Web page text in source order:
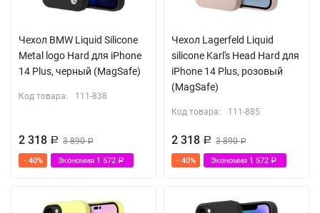
Чехол BMW Liquid Silicone
Metal logo Hard для iPhone
14 Plus, черный (MagSafe)
Код товара: 111-838
2 318 Р 3 890Р
- 40% Экономия 1 572 Р
Чехол Lagerfeld Liquid
silicone Karl's Head Hard для
iPhone 14 Plus, розовый
(MagSafe)
Код товара: 111-885
2 318 Р 3 890Р
- 40% Экономия 1 572 Р